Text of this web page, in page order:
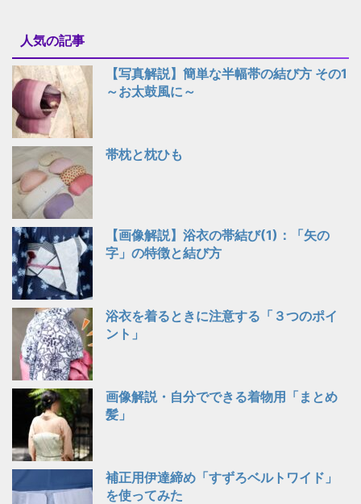
人気の記事
【写真解説】簡単な半幅帯の結び方 その1
～お太鼓風に～
帯枕と枕ひも
【画像解説】浴衣の帯結び(1)：「矢の
字」の特徴と結び方
浴衣を着るときに注意する「３つのポイ
ント」
画像解説・自分でできる着物用「まとめ
髪」
補正用伊達締め「すずろベルトワイド」
を使ってみた